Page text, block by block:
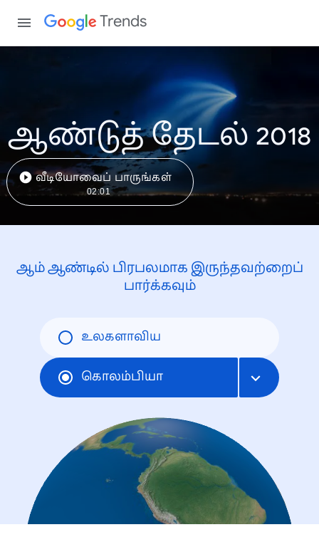
Trends
ஆண்டுத் தேடல் 2018
வீடியோவைப் பாருங்கள்
02:01
ஆம் ஆண்டில் பிரபலமாக இருந்தவற்றைப்
பார்க்கவும்
உலகளாவிய
கொலம்பியா